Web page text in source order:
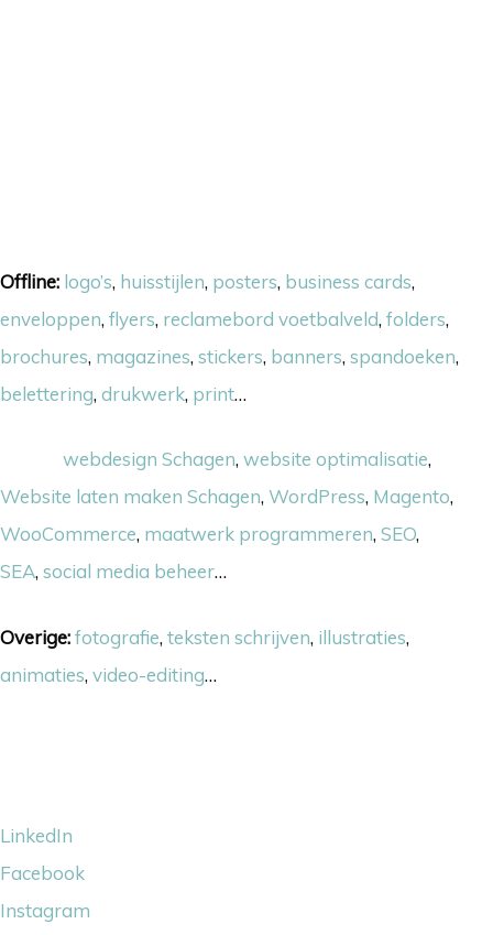
Offline: logo’s, huisstijlen, posters, business cards,
enveloppen, flyers, reclamebord voetbalveld, folders,
brochures, magazines, stickers, banners, spandoeken,
belettering, drukwerk, print…
webdesign Schagen, website optimalisatie,
Website laten maken Schagen, WordPress, Magento,
WooCommerce, maatwerk programmeren, SEO,
SEA, social media beheer…
Overige:fotografie, teksten schrijven, illustraties,
animaties, video-editing…
LinkedIn
Facebook
Instagram